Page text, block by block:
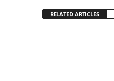
RELATED ARTICLES